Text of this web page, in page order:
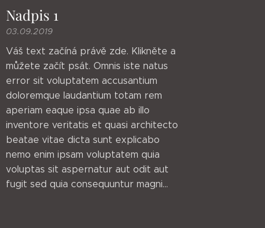
Nadpis 1
03.09.2019
Váš text začíná právě zde. Klikněte a
můžete začít psát. Omnis iste natus
error sit voluptatem accusantium
doloremque laudantium totam rem
aperiam eaque ipsa quae ab illo
inventore veritatis et quasi architecto
beatae vitae dicta sunt explicabo
nemo enim ipsam voluptatem quia
voluptas sit aspernatur aut odit aut
fugit sed quia consequuntur magni...